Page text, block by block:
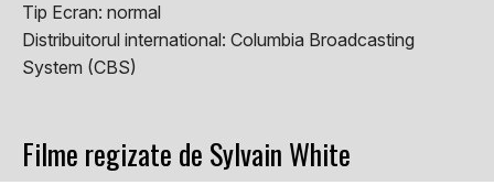
Tip Ecran: normal
Distribuitorul international: Columbia Broadcasting
System (CBS)
Filme regizate de Sylvain White